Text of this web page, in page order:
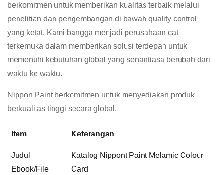
berkomitmen untuk memberikan kualitas terbaik melalui
penelitian dan pengembangan di bawah quality control
yang ketat. Kami bangga menjadi perusahaan cat
terkemuka dalam memberikan solusi terdepan untuk
memenuhi kebutuhan global yang senantiasa berubah dari
waktu ke waktu.
Nippon Paint berkomitmen untuk menyediakan produk
berkualitas tinggi secara global.
Item Keterangan
Judul
Ebook/File
Katalog Nippont Paint Melamic Colour
Card